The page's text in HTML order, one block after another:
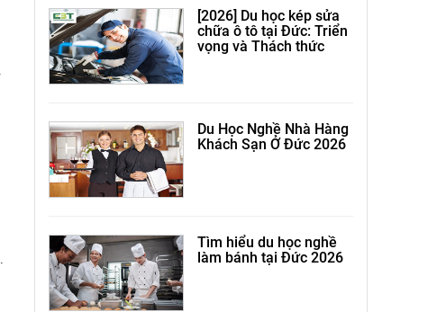
[2026] Du học kép sửa
chữa ô tô tại Đức: Triển
vọng và Thách thức
Du Học Nghề Nhà Hàng
Khách Sạn Ở Đức 2026
Tìm hiểu du học nghề
làm bánh tại Đức 2026